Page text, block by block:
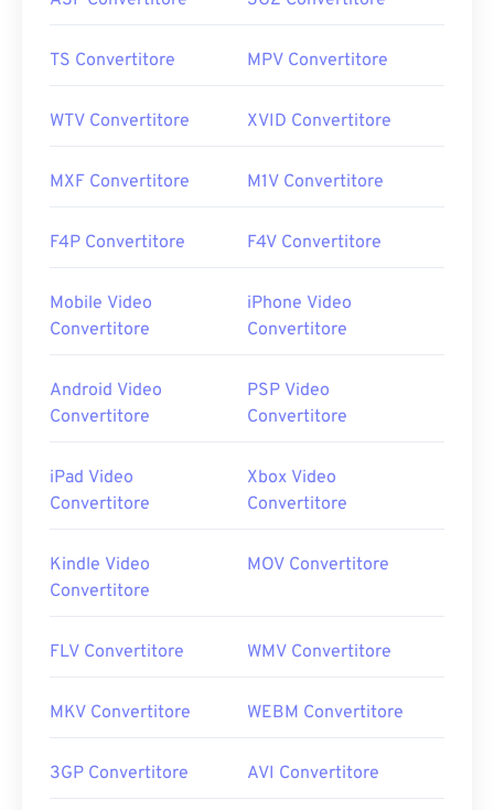
TS Convertitore MPV Convertitore
WTV Convertitore XVID Convertitore
MXF Convertitore M1V Convertitore
F4P Convertitore F4V Convertitore
Mobile Video
Convertitore
iPhone Video
Convertitore
Android Video
Convertitore
PSP Video
Convertitore
iPad Video
Convertitore
Xbox Video
Convertitore
Kindle Video
Convertitore
MOV Convertitore
FLV Convertitore WMV Convertitore
MKV Convertitore WEBM Convertitore
3GP Convertitore AVI Convertitore